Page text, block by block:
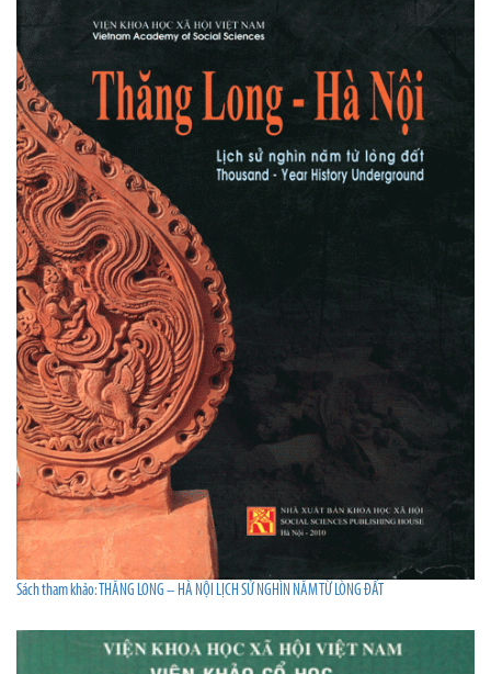
Sách tham khảo: THĂNG LONG – HÀ NỘI LỊCH SỬ NGHÌN NĂM TỪ LÒNG ĐẤT